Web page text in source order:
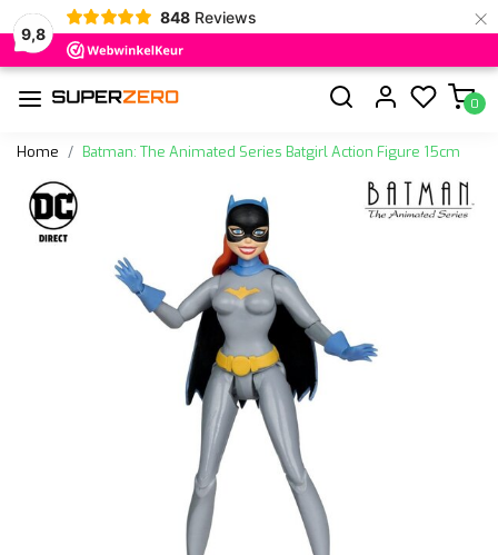
9,8
848 Reviews ×
0
Home Batman: The Animated Series Batgirl Action Figure 15cm